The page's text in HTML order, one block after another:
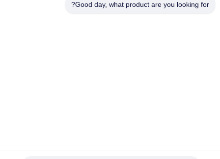
008613580404923
Good day, what product are you looking for?